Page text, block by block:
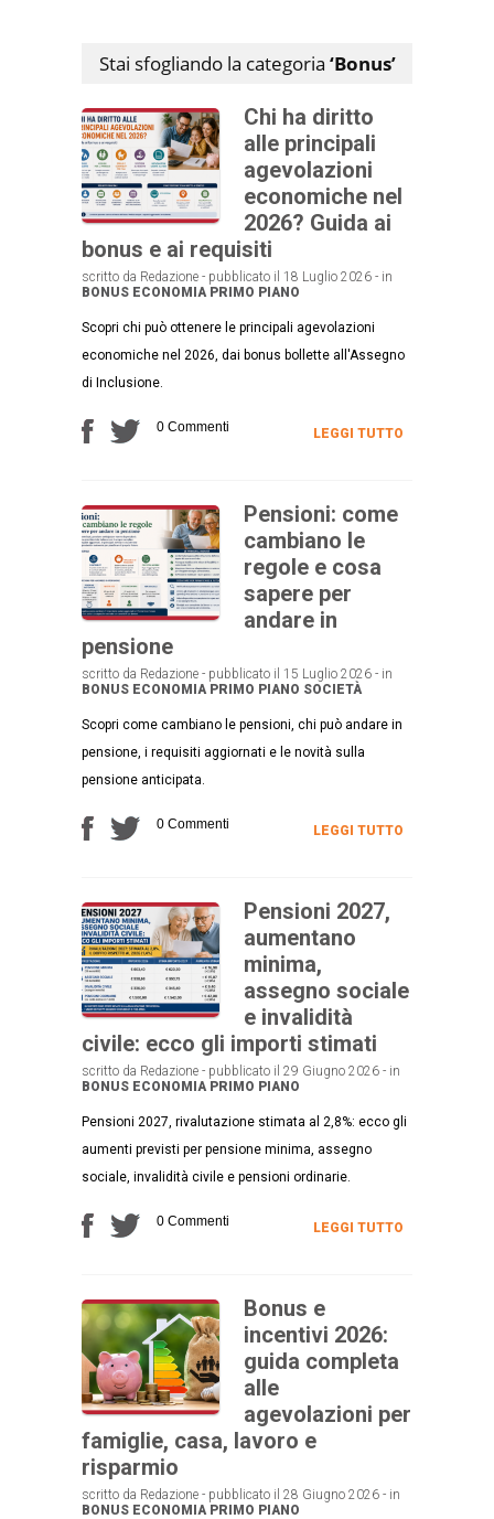
Stai sfogliando la categoria ‘Bonus’
Chi ha diritto
alle principali
agevolazioni
economiche nel
2026? Guida ai
bonus e ai requisiti
scritto da Redazione - pubblicato il 18 Luglio 2026 - in
BONUS ECONOMIA PRIMO PIANO
Scopri chi può ottenere le principali agevolazioni
economiche nel 2026, dai bonus bollette all'Assegno
di Inclusione.
0 Commenti LEGGI TUTTO
Pensioni: come
cambiano le
regole e cosa
sapere per
andare in
pensione
scritto da Redazione - pubblicato il 15 Luglio 2026 - in
BONUS ECONOMIA PRIMO PIANO SOCIETÀ
Scopri come cambiano le pensioni, chi può andare in
pensione, i requisiti aggiornati e le novità sulla
pensione anticipata.
0 Commenti LEGGI TUTTO
Pensioni 2027,
aumentano
minima,
assegno sociale
e invalidità
civile: ecco gli importi stimati
scritto da Redazione - pubblicato il 29 Giugno 2026 - in
BONUS ECONOMIA PRIMO PIANO
Pensioni 2027, rivalutazione stimata al 2,8%: ecco gli
aumenti previsti per pensione minima, assegno
sociale, invalidità civile e pensioni ordinarie.
0 Commenti LEGGI TUTTO
Bonus e
incentivi 2026:
guida completa
alle
agevolazioni per
famiglie, casa, lavoro e
risparmio
scritto da Redazione - pubblicato il 28 Giugno 2026 - in
BONUS ECONOMIA PRIMO PIANO